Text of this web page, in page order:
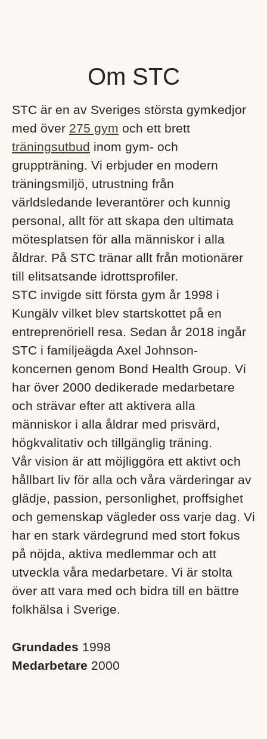
Om STC
STC är en av Sveriges största gymkedjor
med över 275 gym och ett brett
träningsutbud inom gym- och
gruppträning. Vi erbjuder en modern
träningsmiljö, utrustning från
världsledande leverantörer och kunnig
personal, allt för att skapa den ultimata
mötesplatsen för alla människor i alla
åldrar. På STC tränar allt från motionärer
till elitsatsande idrottsprofiler.
STC invigde sitt första gym år 1998 i
Kungälv vilket blev startskottet på en
entreprenöriell resa. Sedan år 2018 ingår
STC i familjeägda Axel Johnson-
koncernen genom Bond Health Group. Vi
har över 2000 dedikerade medarbetare
och strävar efter att aktivera alla
människor i alla åldrar med prisvärd,
högkvalitativ och tillgänglig träning.
Vår vision är att möjliggöra ett aktivt och
hållbart liv för alla och våra värderingar av
glädje, passion, personlighet, proffsighet
och gemenskap vägleder oss varje dag. Vi
har en stark värdegrund med stort fokus
på nöjda, aktiva medlemmar och att
utveckla våra medarbetare. Vi är stolta
över att vara med och bidra till en bättre
folkhälsa i Sverige. ​
Grundades 1998
Medarbetare 2000